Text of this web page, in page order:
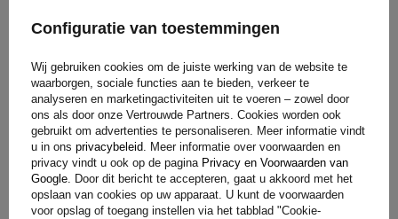
hoogwaardige markeringslichten gaat het niet alleen om het
de duurzaamheid en betrouwbaarheid van de apparatuur
onder veeleisende bedrijfsomstandigheden.
Garantie
Configuratie van toestemmingen
Wij gebruiken cookies om de juiste werking van de website te
waarborgen, sociale functies aan te bieden, verkeer te
analyseren en marketingactiviteiten uit te voeren – zowel door
ons als door onze Vertrouwde Partners. Cookies worden ook
gebruikt om advertenties te personaliseren. Meer informatie vindt
u in ons privacybeleid. Meer informatie over voorwaarden en
privacy vindt u ook op de pagina Privacy en Voorwaarden van
Google. Door dit bericht te accepteren, gaat u akkoord met het
opslaan van cookies op uw apparaat. U kunt de voorwaarden
voor opslag of toegang instellen via het tabblad "Cookie-